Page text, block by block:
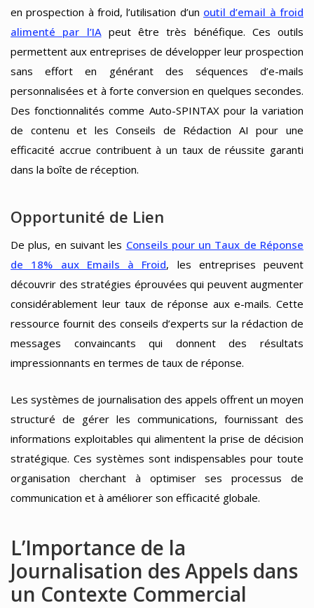
en prospection à froid, l’utilisation d’un outil d’email à froid
alimenté par l’IA peut être très bénéfique. Ces outils
permettent aux entreprises de développer leur prospection
sans effort en générant des séquences d’e-mails
personnalisées et à forte conversion en quelques secondes.
Des fonctionnalités comme Auto-SPINTAX pour la variation
de contenu et les Conseils de Rédaction AI pour une
efficacité accrue contribuent à un taux de réussite garanti
dans la boîte de réception.
Opportunité de Lien
De plus, en suivant les Conseils pour un Taux de Réponse
de 18% aux Emails à Froid, les entreprises peuvent
découvrir des stratégies éprouvées qui peuvent augmenter
considérablement leur taux de réponse aux e-mails. Cette
ressource fournit des conseils d’experts sur la rédaction de
messages convaincants qui donnent des résultats
impressionnants en termes de taux de réponse.
Les systèmes de journalisation des appels offrent un moyen
structuré de gérer les communications, fournissant des
informations exploitables qui alimentent la prise de décision
stratégique. Ces systèmes sont indispensables pour toute
organisation cherchant à optimiser ses processus de
communication et à améliorer son efficacité globale.
L’Importance de la
Journalisation des Appels dans
un Contexte Commercial